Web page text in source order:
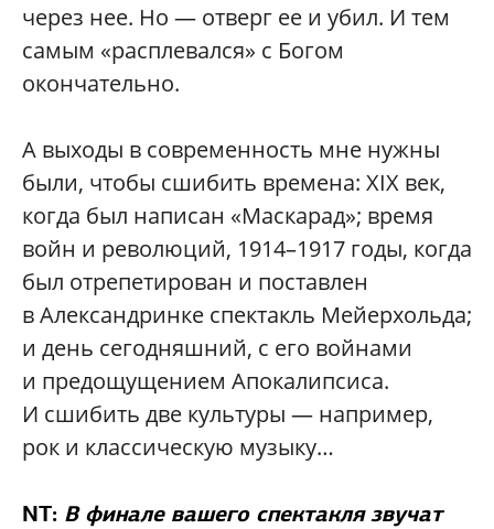
через нее. Но — отверг ее и убил. И тем
самым «расплевался» с Богом
окончательно.
А выходы в современность мне нужны
были, чтобы сшибить времена: XIX век,
когда был написан «Маскарад»; время
войн и революций, 1914–1917 годы, когда
был отрепетирован и поставлен
в Александринке спектакль Мейерхольда;
и день сегодняшний, с его войнами
и предощущением Апокалипсиса.
И сшибить две культуры — например,
рок и классическую музыку…
NT: В финале вашего спектакля звучат